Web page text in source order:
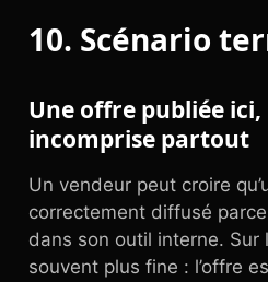
10. Scénario
Une offre publiée ici,
incomprise partout
Un vendeur peut croire
correctement diffusé
dans son outil interne.
souvent plus fine : l’offre